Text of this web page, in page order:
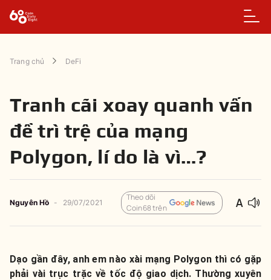
Trang chủ DeFi
Tranh cãi xoay quanh vấn
đề trì trệ của mạng
Polygon, lí do là vì…?
Nguyên Hồ - 29/07/2021
Theo dõi
Coin68 trên
Dạo gần đây, anh em nào xài mạng Polygon thì có gặp
phải vài trục trặc về tốc độ giao dịch. Thường xuyên